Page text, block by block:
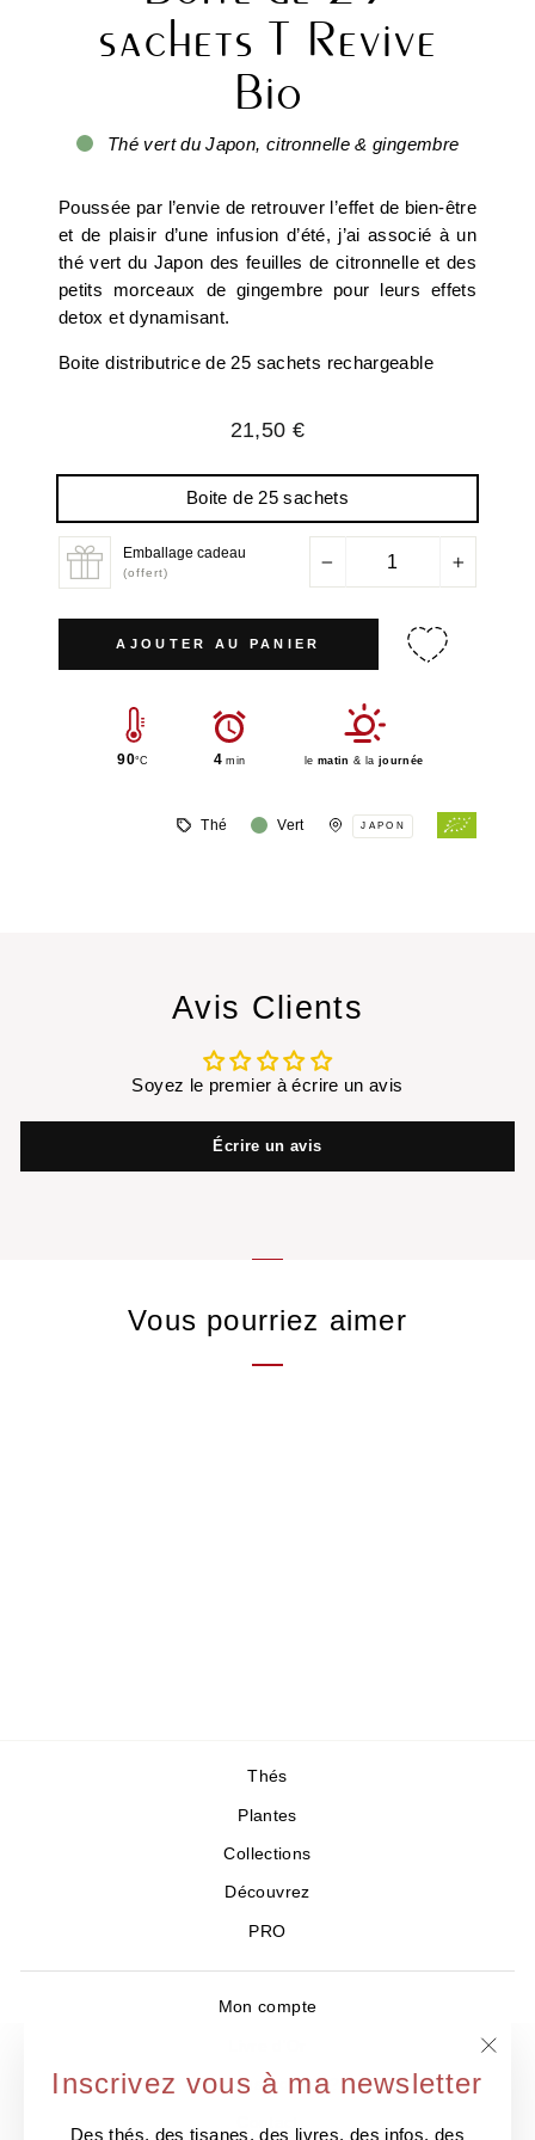
Inscrivez vous à ma newsletter
Des thés, des tisanes, des livres, des infos, des
sachets T Revive
Bio
Thé vert du Japon, citronnelle & gingembre
Poussée par l’envie de retrouver l’effet de bien-être
et de plaisir d’une infusion d’été, j’ai associé à un
thé vert du Japon des feuilles de citronnelle et des
petits morceaux de gingembre pour leurs effets
detox et dynamisant.
Boite distributrice de 25 sachets rechargeable
Prix
21,50 €
Boite de 25 sachets
Emballage cadeau
(offert)
AJOUTER AU PANIER
90°C 4 min le matin & la journée
Thé Vert JAPON
Avis Clients
Soyez le premier à écrire un avis
Écrire un avis
Vous pourriez aimer
Thés
Plantes
Collections
Découvrez
PRO
Mon compte
Où nous trouver ?